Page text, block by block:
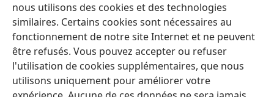
nous utilisons des cookies et des technologies
similaires. Certains cookies sont nécessaires au
fonctionnement de notre site Internet et ne peuvent
être refusés. Vous pouvez accepter ou refuser
l'utilisation de cookies supplémentaires, que nous
utilisons uniquement pour améliorer votre
Maimiraa
Te mau ô
(opens
new
window)VAIRAA PAPAI NATIRARA Watchtower
(opens
new